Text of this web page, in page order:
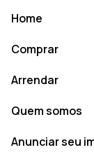
Home
Comprar
Arrendar
Quem somos
Anunciar seu